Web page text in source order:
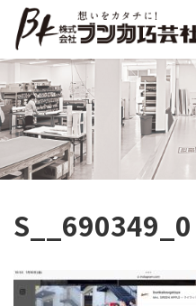
ン
ツ
へ
ス
キ
ッ
プ
ー
シ
ョ
ン
に
移
動
S__690349_0